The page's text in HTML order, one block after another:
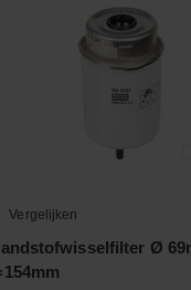
Vergelijken
Ø